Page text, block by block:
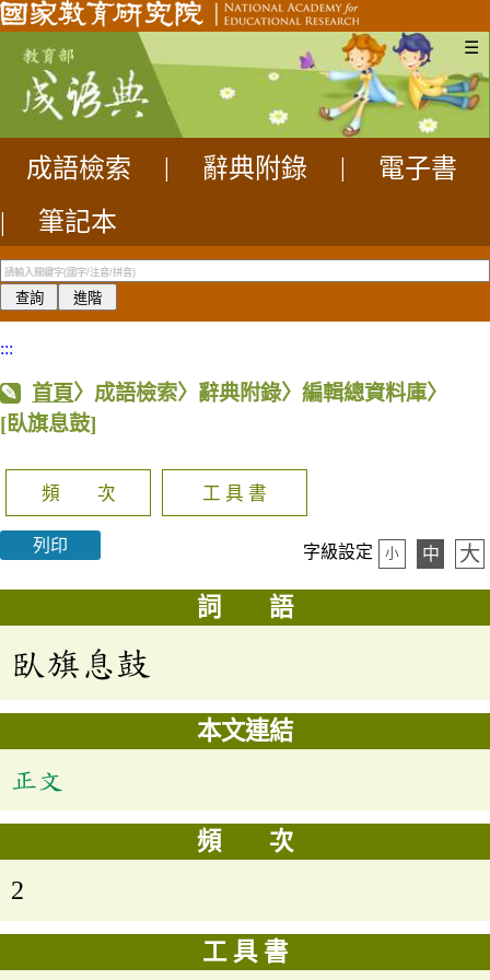
☰
成語檢索 辭典附錄
電子書
|
筆記本
:::
首頁〉成語檢索〉辭典附錄〉編輯總資料庫〉
[臥旗息鼓]
頻 次 工 具 書
列印 字級設定 小 中 大
詞 語
臥旗息鼓
本文連結
正文
頻 次
2
工 具 書